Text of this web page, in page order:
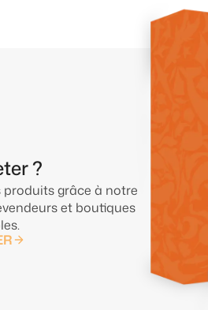
produits grâce à notre
et boutiques
?